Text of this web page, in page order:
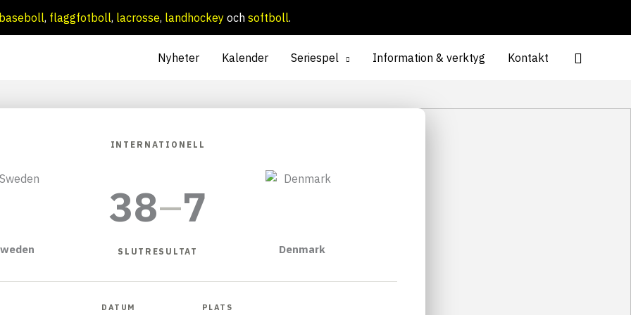
baseboll, flaggfotboll, lacrosse, landhockey och softboll.
Nyheter Kalender Seriespel Information & verktyg Kontakt
INTERNATIONELL
38–7
SLUTRESULTAT Denmark
DATUM PLATS